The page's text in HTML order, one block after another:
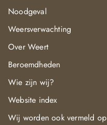
Noodgeval
Weersverwachting
Over Weert
Beroemdheden
Wie zijn wij?
Website index
Wij worden ook vermeld op